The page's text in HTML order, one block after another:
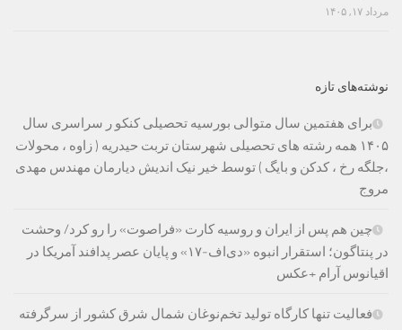
مرداد ۱۷, ۱۴۰۵
نوشته‌های تازه
برای هفتمین سال متوالی بورسیه تحصیلی کنکو ر سراسری سال
۱۴۰۵ همه رشته های تحصیلی شهرستان تربت حیدریه ( زاوه ، محولات
،جلگه رخ ، کدکن و بایگ ) توسط خیر نیک اندیش دیارمان مهندس مهدی
مروج
چین هم پس از ایران و روسیه کارت «فراصوت» را رو کرد/ وحشت
در پنتاگون؛ استقرار انبوه «دی‌اف‑۱۷» و پایان عصر پدافند آمریکا در
اقیانوس آرام +عکس
فعالیت تنها کارگاه تولید تخم‌نوغان شمال شرق کشور از سرگرفته